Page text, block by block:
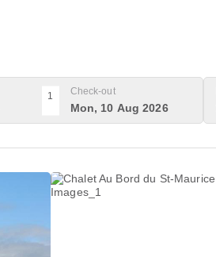
1 Check-out
Mon, 10 Aug 2026